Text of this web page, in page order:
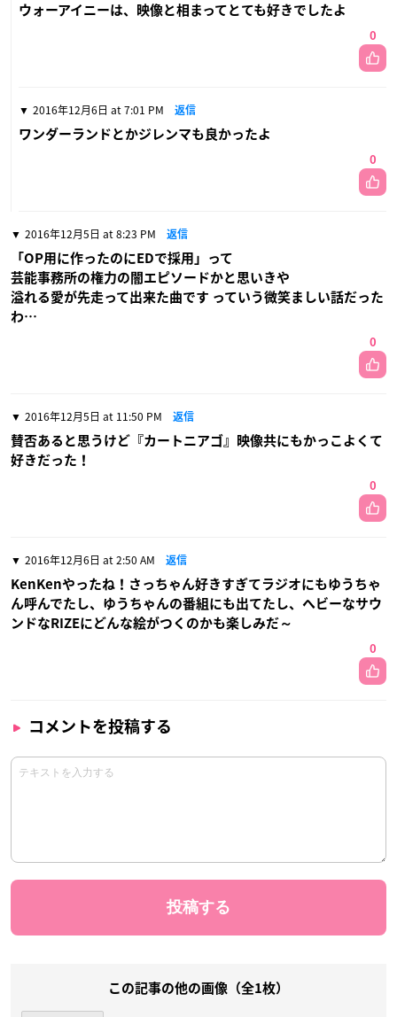
ウォーアイニーは、映像と相まってとても好きでしたよ
0
2016年12月6日 at 7:01 PM 返信
ワンダーランドとかジレンマも良かったよ
0
2016年12月5日 at 8:23 PM 返信
「OP用に作ったのにEDで採用」って
芸能事務所の権力の闇エピソードかと思いきや
溢れる愛が先走って出来た曲です っていう微笑ましい話だった
わ…
0
2016年12月5日 at 11:50 PM 返信
賛否あると思うけど『カートニアゴ』映像共にもかっこよくて
好きだった！
0
2016年12月6日 at 2:50 AM 返信
KenKenやったね！さっちゃん好きすぎてラジオにもゆうちゃ
ん呼んでたし、ゆうちゃんの番組にも出てたし、ヘビーなサウ
ンドなRIZEにどんな絵がつくのかも楽しみだ～
0
コメントを投稿する
この記事の他の画像（全1枚）